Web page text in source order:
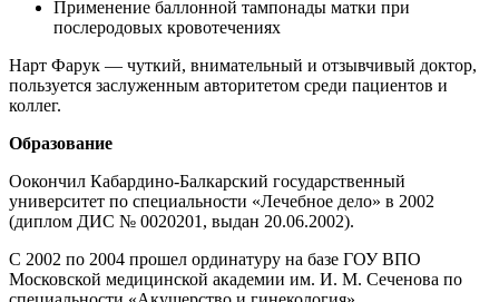
Применение баллонной тампонады матки при
послеродовых кровотечениях
Нарт Фарук — чуткий, внимательный и отзывчивый доктор,
пользуется заслуженным авторитетом среди пациентов и
коллег.
Образование
Оокончил Кабардино-Балкарский государственный
университет по специальности «Лечебное дело» в 2002
(диплом ДИС № 0020201, выдан 20.06.2002).
С 2002 по 2004 прошел ординатуру на базе ГОУ ВПО
Московской медицинской академии им. И. М. Сеченова по